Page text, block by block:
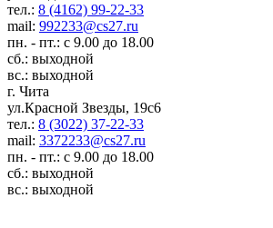
тел.: 8 (4162) 99-22-33
mail: 992233@cs27.ru
пн. - пт.: с 9.00 до 18.00
сб.: выходной
вс.: выходной
г. Чита
ул.Красной Звезды, 19с6
тел.: 8 (3022) 37-22-33
mail: 3372233@cs27.ru
пн. - пт.: с 9.00 до 18.00
сб.: выходной
вс.: выходной